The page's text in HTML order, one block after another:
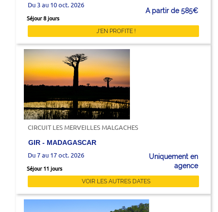
Du 3 au 10 oct. 2026
Séjour 8 jours
A partir de 585€
J'EN PROFITE !
CIRCUIT LES MERVEILLES MALGACHES
GIR - MADAGASCAR
Du 7 au 17 oct. 2026
Séjour 11 jours
Uniquement en
agence
VOIR LES AUTRES DATES